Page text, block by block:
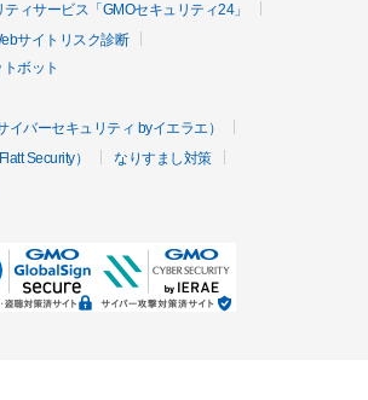
ィサービス「GMOセキュリティ24」
サイトリスク診断
ボット
バーセキュリティ byイエラエ）
Security）
なりすまし対策